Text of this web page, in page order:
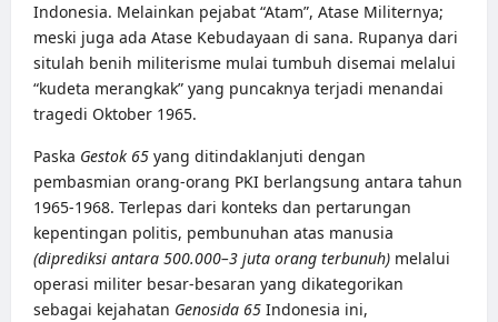
Indonesia. Melainkan pejabat “Atam”, Atase Militernya;
meski juga ada Atase Kebudayaan di sana. Rupanya dari
situlah benih militerisme mulai tumbuh disemai melalui
“kudeta merangkak” yang puncaknya terjadi menandai
tragedi Oktober 1965.
Paska Gestok 65 yang ditindaklanjuti dengan
pembasmian orang-orang PKI berlangsung antara tahun
1965-1968. Terlepas dari konteks dan pertarungan
kepentingan politis, pembunuhan atas manusia
(diprediksi antara 500.000–3 juta orang terbunuh) melalui
operasi militer besar-besaran yang dikategorikan
sebagai kejahatan Genosida 65 Indonesia ini,